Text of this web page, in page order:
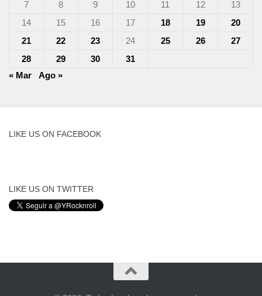
7
8 9 10 11 12
13
14
15 16 17 18 19
20
21
22 23 24 25 26
27
28
29 30
31
« Mar
Ago »
LIKE US ON FACEBOOK
LIKE US ON TWITTER